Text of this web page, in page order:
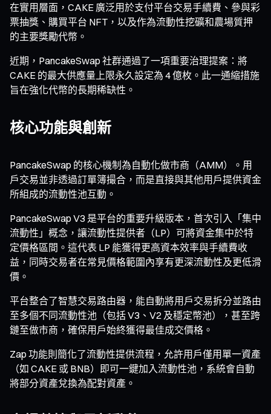
在實用層面，CAKE 廣泛用於支付平台交易手續費、參與彩
票抽獎、購買平台 NFT，以及作為流動性挖礦和農場質押
的主要獎勵代幣。
近期，PancakeSwap 社群通過了一項重要治理提案：將
CAKE 的最大供應量上限永久設定為 4 億枚。此一通縮措施
旨在強化代幣的長期稀缺性。
核心功能與創新
PancakeSwap 的核心機制為自動化做市商（AMM）。用
戶交易並非透過訂單簿撮合，而是直接與其他用戶提供資金
所組成的流動性池互動。
PancakeSwap V3 是平台的重要升級版本，首次引入「集中
流動性」概念，讓流動性提供者（LP）可將資金集中於特
定價格區間。這代表 LP 能獲得更高資本效率與手續費收
益，同時交易者在常見價格範圍內享有更深流動性及更低滑
價。
平台整合了智慧交易路由器，能自動將用戶交易拆分並路由
至多個不同流動性池（包括 V3、V2 及穩定幣池），甚至跨
鏈至做市商，確保用戶始終獲得最佳成交價格。
Zap 功能則簡化了流動性提供流程，允許用戶僅用單一資產
（如 CAKE 或 BNB）即可一鍵加入流動性池，系統會自動
將部分資產兌換為配對資產。